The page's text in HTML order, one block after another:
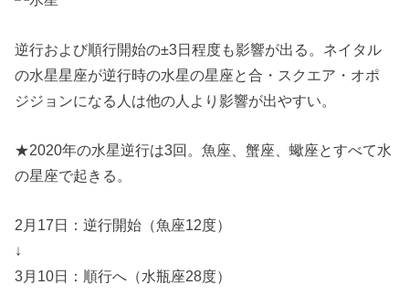
逆行および順行開始の±3日程度も影響が出る。ネイタル
の水星星座が逆行時の水星の星座と合・スクエア・オポ
ジジョンになる人は他の人より影響が出やすい。
★2020年の水星逆行は3回。魚座、蟹座、蠍座とすべて水
の星座で起きる。
2月17日：逆行開始（魚座12度）
↓
3月10日：順行へ（水瓶座28度）